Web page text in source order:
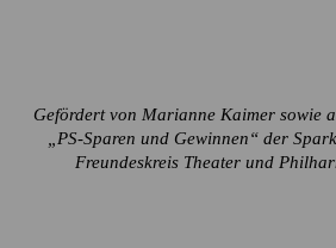
Gefördert von Marianne Kaimer sowie
„PS-Sparen und Gewinnen“ der
Freundeskreis Theater und